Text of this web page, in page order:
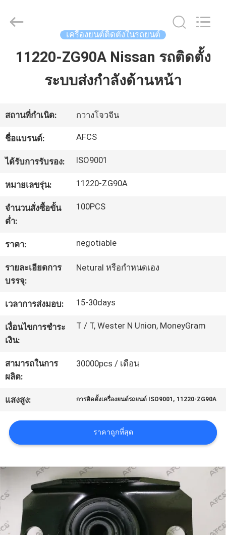
บ้าน
วิดีโอ
เรา
โรงงาน
การ
ควบคุม
คุณภาพ
ติดต่อ
เรา
ข่าว
ขอ
ทุน
DAXIN
AUTO
เครื่องยนต์ติดตั้งในรถยนต์
11220-ZG90A Nissan รถติดตั้ง
ระบบส่งกำลังด้านหน้า
สถานที่กำเนิด: กวางโจวจีน
ชื่อแบรนด์: AFCS
ได้รับการรับรอง: ISO9001
หมายเลขรุ่น: 11220-ZG90A
จำนวนสั่งซื้อขั้น
ต่ำ:
100PCS
ราคา: negotiable
รายละเอียดการ
บรรจุ:
Netural หรือกำหนดเอง
เวลาการส่งมอบ: 15-30days
เงื่อนไขการชำระ
เงิน:
T / T, Wester N Union, MoneyGram
สามารถในการ
ผลิต:
30000pcs / เดือน
แสงสูง: การติดตั้งเครื่องยนต์รถยนต์ ISO9001 , 11220-ZG90A
ราคาถูกที่สุด